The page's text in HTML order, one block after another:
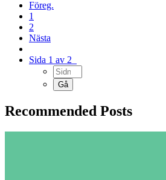
Föreg.
1
2
Nästa
Sida 1 av 2
Recommended Posts